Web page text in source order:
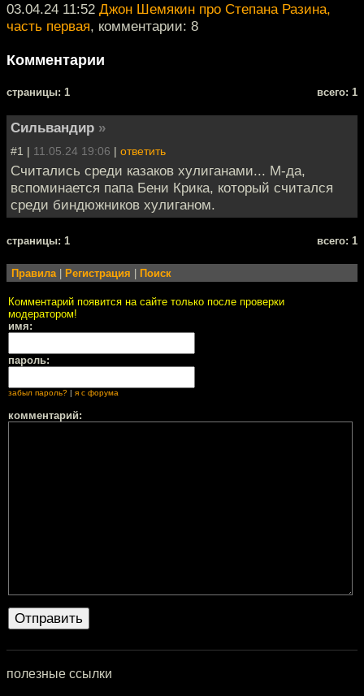
03.04.24 11:52 Джон Шемякин про Степана Разина,
часть первая, комментарии: 8
Комментарии
cтраницы: 1 всего: 1
Сильвандир »
#1 | 11.05.24 19:06 | ответить
Считались среди казаков хулиганами... М-да,
вспоминается папа Бени Крика, который считался
среди биндюжников хулиганом.
cтраницы: 1 всего: 1
Правила| Регистрация Поиск
Комментарий появится на сайте только после проверки
модератором!
имя:
пароль:
забыл пароль? я с форума
комментарий:
полезные ссылки